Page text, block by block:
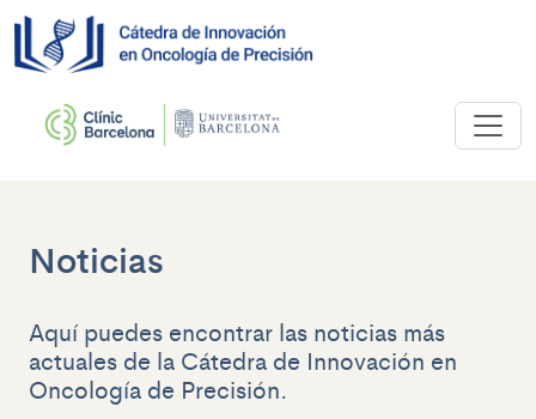
Noticias
Aquí puedes encontrar las noticias más
actuales de la Cátedra de Innovación en
Oncología de Precisión.